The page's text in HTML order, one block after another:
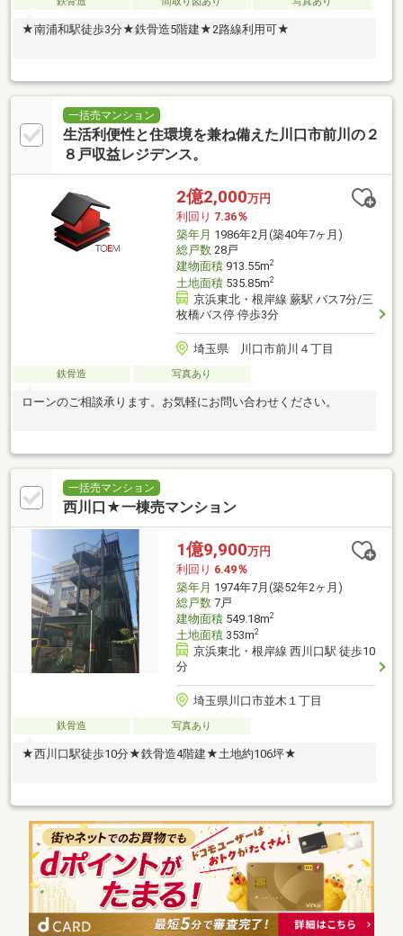
★南浦和駅徒歩3分★鉄骨造5階建★2路線利用可★
一括売マンション
生活利便性と住環境を兼ね備えた川口市前川の２
８戸収益レジデンス。
2億2,000万円
利回り 7.36％
築年月 1986年2月(築40年7ヶ月)
総戸数28戸
建物面積913.55m2
土地面積535.85m2
京浜東北・根岸線 蕨駅 バス7分/三
枚橋バス停 停歩3分
埼玉県 川口市前川４丁目
鉄骨造 写真あり
ローンのご相談承ります。お気軽にお問い合わせください。
一括売マンション
西川口★一棟売マンション
1億9,900万円
利回り 6.49％
築年月 1974年7月(築52年2ヶ月)
総戸数7戸
建物面積549.18m2
土地面積353m2
京浜東北・根岸線 西川口駅 徒歩10
分
埼玉県川口市並木１丁目
鉄骨造 写真あり
★西川口駅徒歩10分★鉄骨造4階建★土地約106坪★